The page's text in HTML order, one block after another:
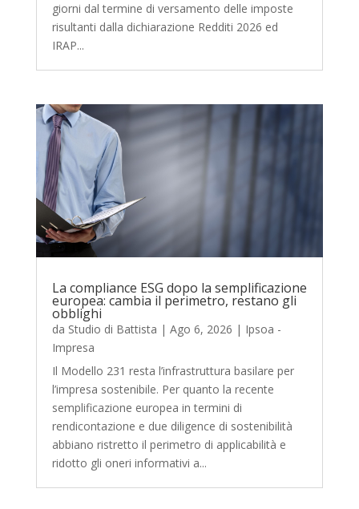
giorni dal termine di versamento delle imposte
risultanti dalla dichiarazione Redditi 2026 ed
IRAP...
La compliance ESG dopo la semplificazione
europea: cambia il perimetro, restano gli
obblighi
da Studio di Battista | Ago 6, 2026 | Ipsoa -
Impresa
Il Modello 231 resta l’infrastruttura basilare per
l’impresa sostenibile. Per quanto la recente
semplificazione europea in termini di
rendicontazione e due diligence di sostenibilità
abbiano ristretto il perimetro di applicabilità e
ridotto gli oneri informativi a...